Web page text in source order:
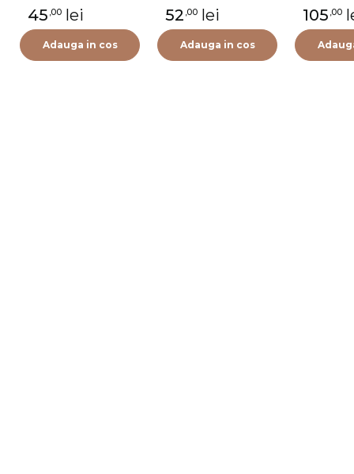
63, maner fluture
45 ,00 lei
Adauga in cos
50, maner fluture
52 ,00 lei
Adauga in cos
maner
105 ,00